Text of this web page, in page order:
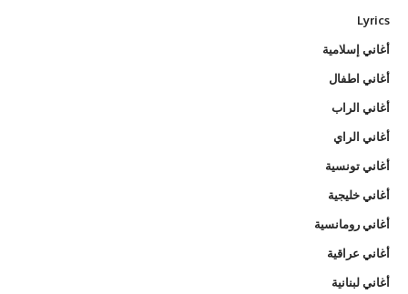
Lyrics
أغاني إسلامية
أغاني اطفال
أغاني الراب
أغاني الراي
أغاني تونسية
أغاني خليجية
أغاني رومانسية
أغاني عراقية
أغاني لبنانية